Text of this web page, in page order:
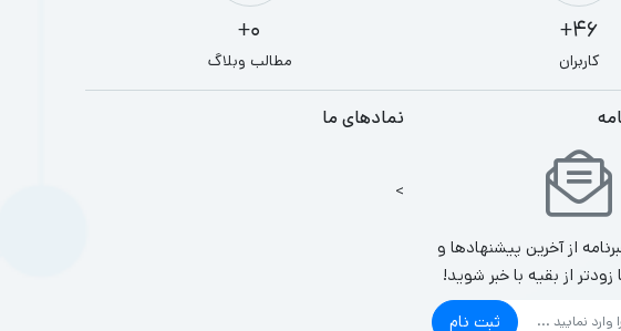
46+
کاربران
0+
مطالب وبلاگ
از آخرین پیشنهادها و
از بقیه با خبر شوید!
ثبت نام
نمادهای ما
>